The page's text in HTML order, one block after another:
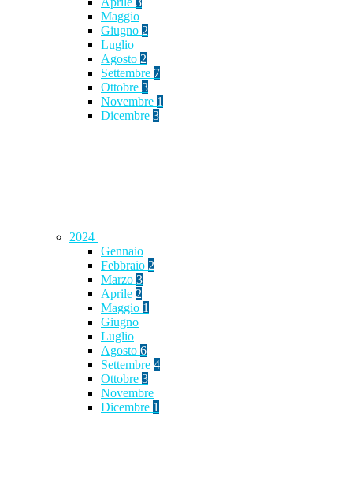
Maggio
Giugno 2
Luglio
Agosto 2
Settembre 7
Ottobre 3
Novembre 1
Dicembre 3
2024
Gennaio
Febbraio 2
Marzo 3
Aprile 2
Maggio 1
Giugno
Luglio
Agosto 6
Settembre 4
Ottobre 3
Novembre
Dicembre 1